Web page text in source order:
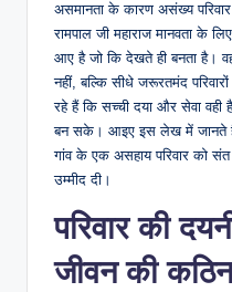
असमानता के कारण असंख्य
रामपाल जी महाराज मानवता के
आए है जो कि देखते ही बनता है।
नहीं, बल्कि सीधे जरूरतमंद
रहे हैं कि सच्ची दया और सेवा वही
बन सके। आइए इस लेख में जानते
गांव के एक असहाय परिवार को
उम्मीद दी।
परिवार की
जीवन की